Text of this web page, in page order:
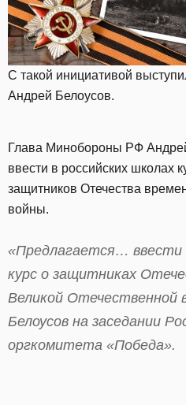
С такой инициативой
Андрей Белоусов.
Глава Минобороны РФ
ввести в российских школах
защитников Отечества
войны.
«Предлагается… ввести
курс о защитниках
Великой Отечественной
Белоусов на заседании
оргкомитета «Победа».